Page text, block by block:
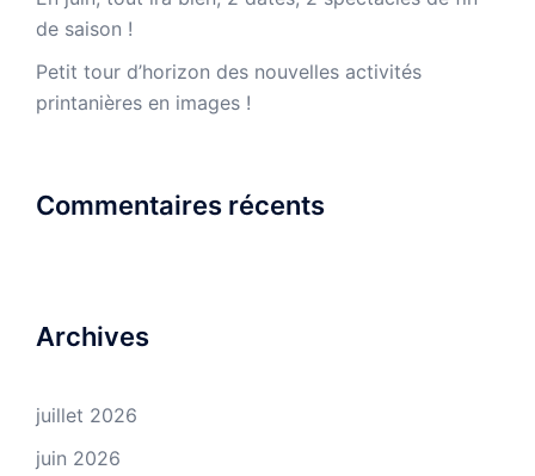
de saison !
Petit tour d’horizon des nouvelles activités
printanières en images !
Commentaires récents
Archives
juillet 2026
juin 2026